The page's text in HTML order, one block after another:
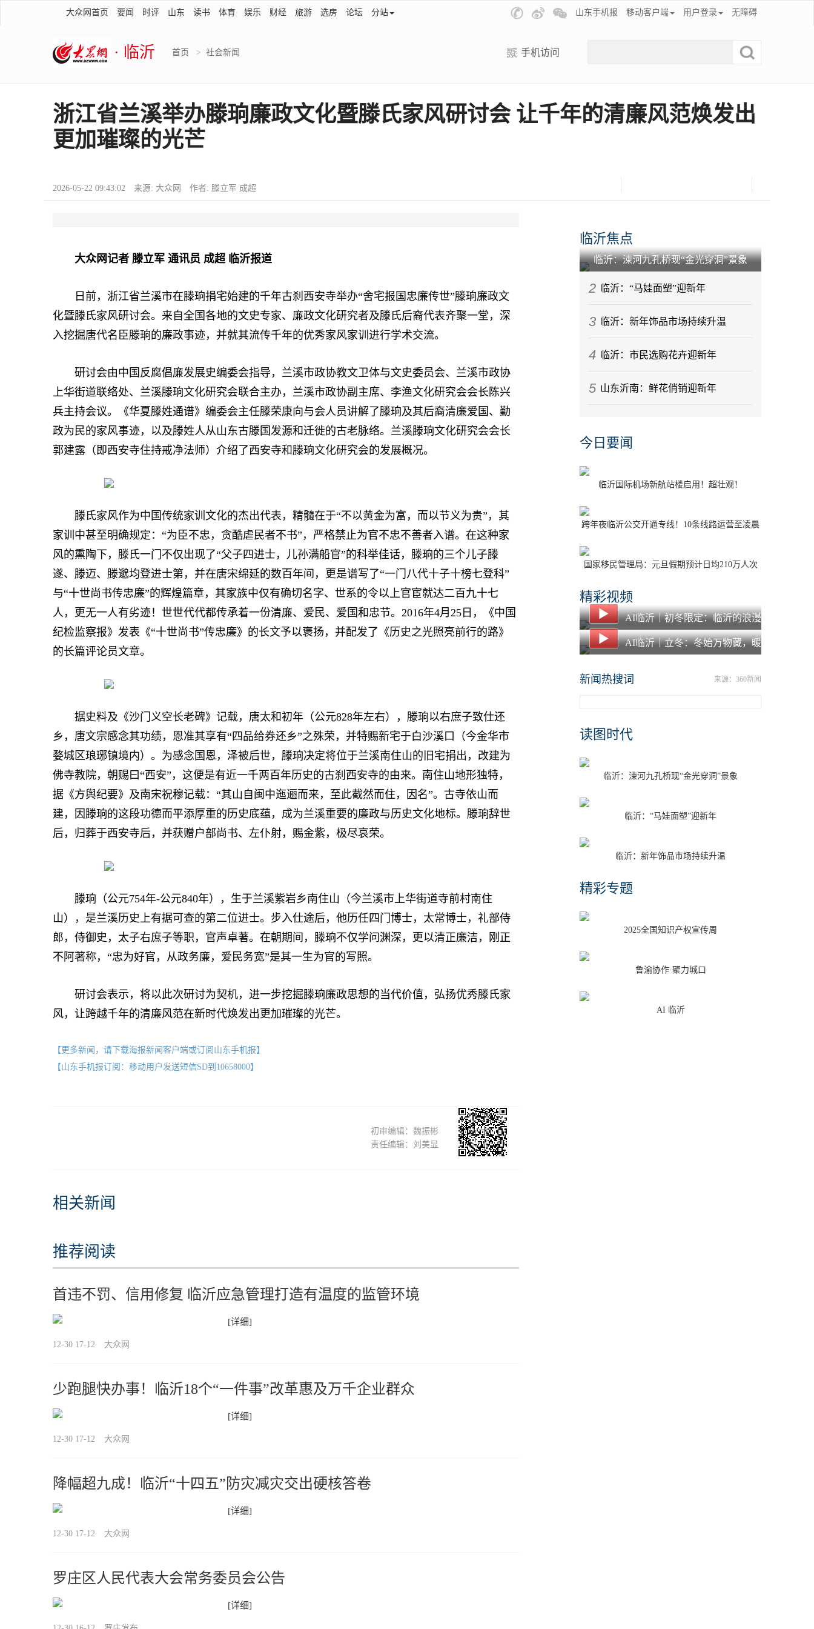
大众网首页 要闻 时评 山东 读书 体育 娱乐 财经 旅游 选房 论坛 分站 山东手机报 移动客户端 用户登录 无障碍
· 临沂 首页 > 社会新闻 手机访问
浙江省兰溪举办滕珦廉政文化暨滕氏家风研讨会 让千年的清廉风范焕发出
更加璀璨的光芒
2026-05-22 09:43:02 来源: 大众网 作者: 滕立军 成超
大众网记者 滕立军 通讯员 成超 临沂报道
日前，浙江省兰溪市在滕珦捐宅始建的千年古刹西安寺举办“舍宅报国忠廉传世”滕珦廉政文
化暨滕氏家风研讨会。来自全国各地的文史专家、廉政文化研究者及滕氏后裔代表齐聚一堂，深
入挖掘唐代名臣滕珦的廉政事迹，并就其流传千年的优秀家风家训进行学术交流。
研讨会由中国反腐倡廉发展史编委会指导，兰溪市政协教文卫体与文史委员会、兰溪市政协
上华街道联络处、兰溪滕珦文化研究会联合主办，兰溪市政协副主席、李渔文化研究会会长陈兴
兵主持会议。《华夏滕姓通谱》编委会主任滕荣康向与会人员讲解了滕珦及其后裔清廉爱国、勤
政为民的家风事迹，以及滕姓人从山东古滕国发源和迁徙的古老脉络。兰溪滕珦文化研究会会长
郭建露（即西安寺住持戒净法师）介绍了西安寺和滕珦文化研究会的发展概况。
滕氏家风作为中国传统家训文化的杰出代表，精髓在于“不以黄金为富，而以节义为贵”，其
家训中甚至明确规定：“为臣不忠，贪酷虐民者不书”，严格禁止为官不忠不善者入谱。在这种家
风的熏陶下，滕氏一门不仅出现了“父子四进士，儿孙满船官”的科举佳话，滕珦的三个儿子滕
遂、滕迈、滕邈均登进士第，并在唐宋绵延的数百年间，更是谱写了“一门八代十子十榜七登科”
与“十世尚书传忠廉”的辉煌篇章，其家族中仅有确切名字、世系的令以上官宦就达二百九十七
人，更无一人有劣迹！世世代代都传承着一份清廉、爱民、爱国和忠节。2016年4月25日，《中国
纪检监察报》发表《“十世尚书”传忠廉》的长文予以褒扬，并配发了《历史之光照亮前行的路》
的长篇评论员文章。
据史料及《沙门义空长老碑》记载，唐太和初年（公元828年左右），滕珦以右庶子致仕还
乡，唐文宗感念其功绩，恩准其享有“四品给券还乡”之殊荣，并特赐新宅于白沙溪口（今金华市
婺城区琅琊镇境内）。为感念国恩，泽被后世，滕珦决定将位于兰溪南住山的旧宅捐出，改建为
佛寺教院，朝赐曰“西安”，这便是有近一千两百年历史的古刹西安寺的由来。南住山地形独特，
据《方舆纪要》及南宋祝穆记载：“其山自闽中迤逦而来，至此截然而住，因名”。古寺依山而
建，因滕珦的这段功德而平添厚重的历史底蕴，成为兰溪重要的廉政与历史文化地标。滕珦辞世
后，归葬于西安寺后，并获赠户部尚书、左仆射，赐金紫，极尽哀荣。
滕珦（公元754年-公元840年），生于兰溪紫岩乡南住山（今兰溪市上华街道寺前村南住
山），是兰溪历史上有据可查的第二位进士。步入仕途后，他历任四门博士，太常博士，礼部侍
郎，侍御史，太子右庶子等职，官声卓著。在朝期间，滕珦不仅学问渊深，更以清正廉洁，刚正
不阿著称，“忠为好官，从政务廉，爱民务宽”是其一生为官的写照。
研讨会表示，将以此次研讨为契机，进一步挖掘滕珦廉政思想的当代价值，弘扬优秀滕氏家
风，让跨越千年的清廉风范在新时代焕发出更加璀璨的光芒。
【更多新闻，请下载海报新闻客户端或订阅山东手机报】
【山东手机报订阅：移动用户发送短信SD到10658000】
初审编辑：魏振彬
责任编辑：刘美显
相关新闻
推荐阅读
首违不罚、信用修复 临沂应急管理打造有温度的监管环境
[详细]
12-30 17-12 大众网
少跑腿快办事！临沂18个“一件事”改革惠及万千企业群众
[详细]
12-30 17-12 大众网
降幅超九成！临沂“十四五”防灾减灾交出硬核答卷
[详细]
12-30 17-12 大众网
罗庄区人民代表大会常务委员会公告
[详细]
临沂焦点
临沂：涑河九孔桥现“金光穿洞”景象
2 临沂：“马娃面塑”迎新年
3 临沂：新年饰品市场持续升温
4 临沂：市民选购花卉迎新年
5 山东沂南：鲜花俏销迎新年
今日要闻
临沂国际机场新航站楼启用！超壮观！
跨年夜临沂公交开通专线！10条线路运营至凌晨
国家移民管理局：元旦假期预计日均210万人次
精彩视频
AI临沂｜初冬限定：临沂的浪漫
都藏在落叶里了
AI临沂｜立冬：冬始万物藏，暖
新闻热搜词 来源：360新闻
读图时代
临沂：涑河九孔桥现“金光穿洞”景象
临沂：“马娃面塑”迎新年
临沂：新年饰品市场持续升温
精彩专题
2025全国知识产权宣传周
鲁渝协作·聚力城口
AI 临沂